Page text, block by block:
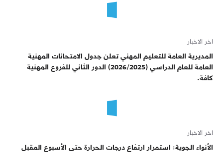
اخر الاخبار
المديرية العامة للتعليم المهني تعلن جدول الامتحانات المهنية
العامة للعام الدراسي (2026/2025) الدور الثاني للفروع المهنية
كافة.
اخر الاخبار
الأنواء الجوية: استمرار ارتفاع درجات الحرارة حتى الأسبوع المقبل